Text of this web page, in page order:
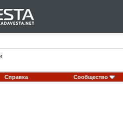
Справка Сообщество